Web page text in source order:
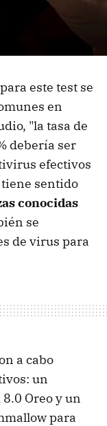
este test se
en
"la tasa de
debería ser
efectivos
sentido
conocidas
se
de virus para
a cabo
un
Oreo y un
para